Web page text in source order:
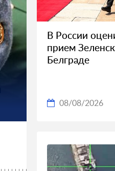
В России
прием
Белграде
08/08/2026